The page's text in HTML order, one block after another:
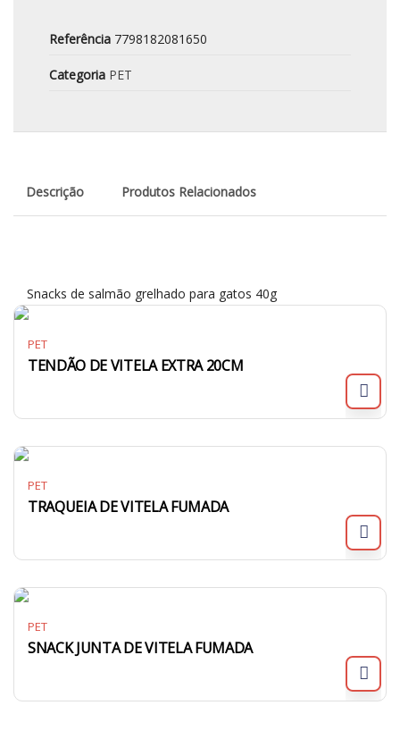
Referência 7798182081650
Categoria PET
Descrição Produtos Relacionados
Snacks de salmão grelhado para gatos 40g
PET
TENDÃO DE VITELA EXTRA 20CM
PET
TRAQUEIA DE VITELA FUMADA
PET
SNACK JUNTA DE VITELA FUMADA